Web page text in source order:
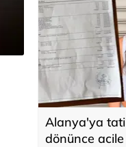
Alanya'ya
dönünce